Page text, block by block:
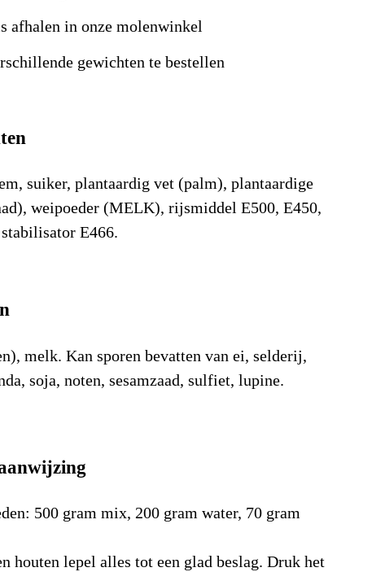
afhalen in onze molenwinkel
gewichten te bestellen
suiker, plantaardig vet (palm), plantaardige
weipoeder (MELK), rijsmiddel E500, E450,
E466.
melk. Kan sporen bevatten van ei, selderij,
soja, noten, sesamzaad, sulfiet, lupine.
416 Kcal/100gr
500 gram mix, 200 gram water, 70 gram
houten lepel alles tot een glad beslag. Druk het